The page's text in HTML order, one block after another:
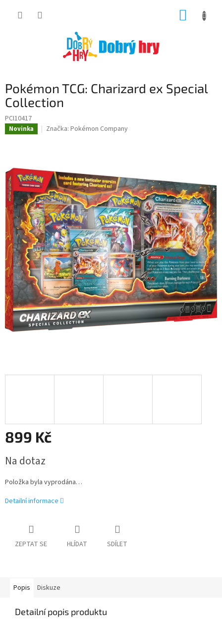
Pokémon TCG: Charizard ex Special
Collection
PCI10417
Novinka Značka: Pokémon Company
899 Kč
cena:
Na dotaz
Položka byla vyprodána…
Detailní informace
ZEPTAT SE HLÍDAT SDÍLET
Popis Diskuze
Detailní popis produktu